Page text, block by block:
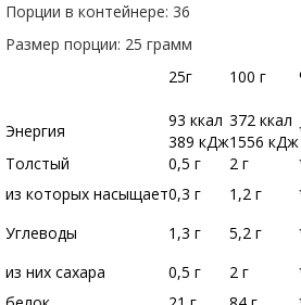
Порции в контейнере: 36
Размер порции: 25 грамм
25г
100 г
Энергия
93 ккал
389 кДж
372 ккал
1556 кДж
Толстый
0,5 г 2 г
из которых насыщает0,3 г 1,2 г
Углеводы
1,3 г 5,2 г
из них сахара
0,5 г 2 г